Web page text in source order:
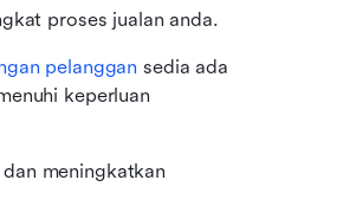
proses jualan anda.
pelanggan sedia ada
keperluan